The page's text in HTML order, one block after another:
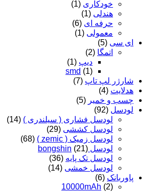
خودکاری (1)
هندلی (1)
حرفه ای (6)
معمولی (1)
ای سی (5)
اتمگا (2)
دیپ (1)
smd (1)
شارژر لپ تاپ (7)
هدلایت (4)
چسب و خمیر (5)
لودسل (92)
لودسل فشاری ( سیلندری ) (14)
لودسل کششی (29)
لودسل زمیک ( zemic )
(68)
لودسل bongshin (21)
لودسل تک پایه (36)
لودسل خمشی (14)
پاوربانک (6)
10000mAh (2)